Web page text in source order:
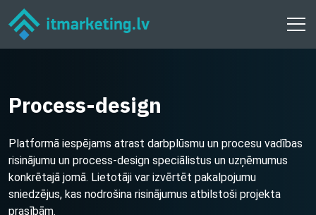
Process-design
Platformā iespējams atrast darbplūsmu un procesu vadības
risinājumu un process-design speciālistus un uzņēmumus
konkrētajā jomā. Lietotāji var izvērtēt pakalpojumu
sniedzējus, kas nodrošina risinājumus atbilstoši projekta
prasībām.